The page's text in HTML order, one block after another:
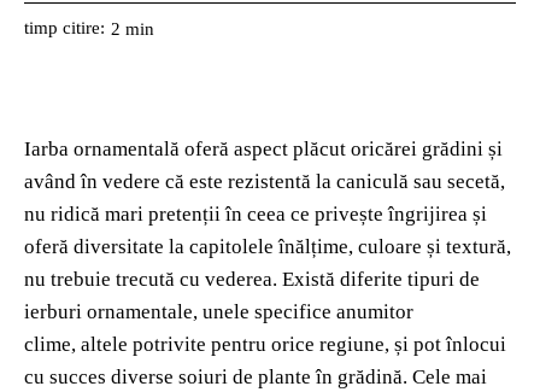
timp citire: 2 min
Iarba ornamentală oferă aspect plăcut oricărei grădini și
având în vedere că este rezistentă la caniculă sau secetă,
nu ridică mari pretenții în ceea ce privește îngrijirea și
oferă diversitate la capitolele înălțime, culoare și textură,
nu trebuie trecută cu vederea. Există diferite tipuri de
ierburi ornamentale, unele specifice anumitor
clime, altele potrivite pentru orice regiune, și pot înlocui
cu succes diverse soiuri de plante în grădină. Cele mai